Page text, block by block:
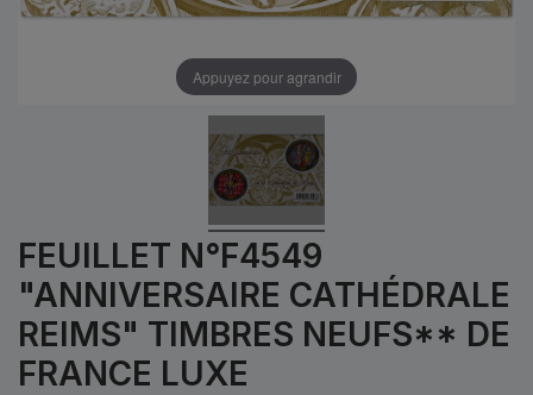
Appuyez pour agrandir
FEUILLET N°F4549
"ANNIVERSAIRE CATHÉDRALE
REIMS" TIMBRES NEUFS** DE
FRANCE LUXE